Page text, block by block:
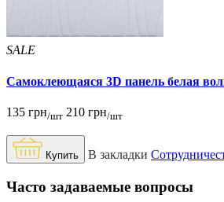
SALE
Самоклеющаяся 3D панель белая
135 грн/шт 210 грн/шт
Купить В закладки
Часто задаваемые вопросы